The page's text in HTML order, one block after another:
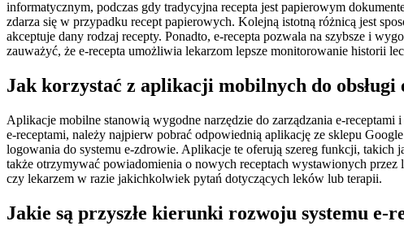
informatycznym, podczas gdy tradycyjna recepta jest papierowym
zdarza się w przypadku recept papierowych. Kolejną istotną różnicą jest
akceptuje dany rodzaj recepty. Ponadto, e-recepta pozwala na szybsze i
zauważyć, że e-recepta umożliwia lekarzom lepsze monitorowanie historii
Jak korzystać z aplikacji mobilnych do obsługi
Aplikacje mobilne stanowią wygodne narzędzie do zarządzania e-
e-receptami, należy najpierw pobrać odpowiednią aplikację ze sklepu
logowania do systemu e-zdrowie. Aplikacje te oferują szereg funkcji,
także otrzymywać powiadomienia o nowych receptach wystawionych
czy lekarzem w razie jakichkolwiek pytań dotyczących leków lub terapii.
Jakie są przyszłe kierunki rozwoju systemu e-